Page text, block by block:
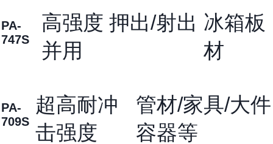
PA-
747S
高强度 押出/射出
并用
冰箱板
材
PA-
709S
超高耐冲
击强度
管材/家具/大件
容器等